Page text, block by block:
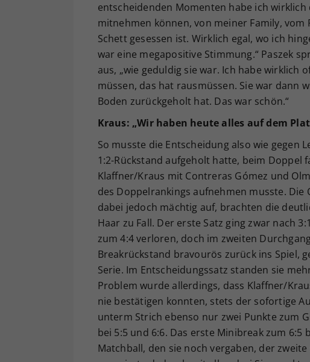
entscheidenden Momenten habe ich
mitnehmen können, von meiner Family, vom
Schett gesessen ist. Wirklich egal, wo ich
war eine megapositive Stimmung.“ Paszek
aus, „wie geduldig sie war. Ich habe wirklich
müssen, das hat rausmüssen. Sie war dann
Boden zurückgeholt hat. Das war schön.“
Kraus: „Wir haben heute alles auf dem
So musste die Entscheidung also wie gegen
1:2-Rückstand aufgeholt hatte, beim Doppel
Klaffner/Kraus mit Contreras Gómez und
des Doppelrankings aufnehmen musste.
dabei jedoch mächtig auf, brachten die
Haar zu Fall. Der erste Satz ging zwar nach
zum 4:4 verloren, doch im zweiten
Breakrückstand bravourös zurück ins Spiel,
Serie. Im Entscheidungssatz standen sie
Problem wurde allerdings, dass Klaffner/
nie bestätigen konnten, stets der sofortige
unterm Strich ebenso nur zwei Punkte zum
bei 5:5 und 6:6. Das erste Minibreak zum
Matchball, den sie noch vergaben, der